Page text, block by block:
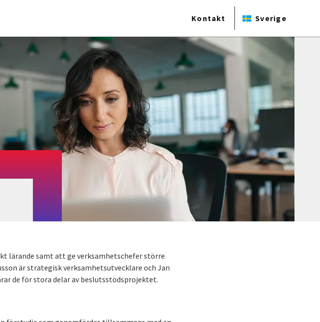
Kontakt Sverige
lärande samt att ge verksamhetschefer större
är strategisk verksamhetsutvecklare och Jan
de för stora delar av beslutsstödsprojektet.